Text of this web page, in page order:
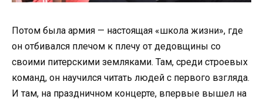
Потом была армия — настоящая «школа жизни», где
он отбивался плечом к плечу от дедовщины со
своими питерскими земляками. Там, среди строевых
команд, он научился читать людей с первого взгляда.
И там, на праздничном концерте, впервые вышел на